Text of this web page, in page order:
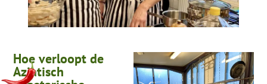
Hoe verloopt de
Aziatisch